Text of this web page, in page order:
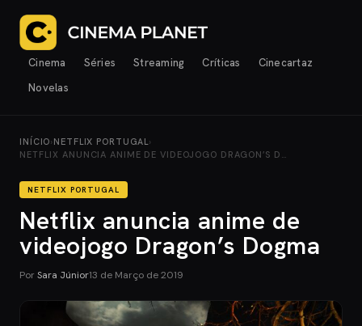
Cinema Séries Streaming Críticas
Cinecartaz
Novelas
INÍCIO› NETFLIX PORTUGAL›
NETFLIX ANUNCIA ANIME DE VIDEOJOGO DRAGON’S D…
NETFLIX PORTUGAL
Netflix anuncia anime de
videojogo Dragon’s Dogma
Por Sara Júnior13 de Março de 2019